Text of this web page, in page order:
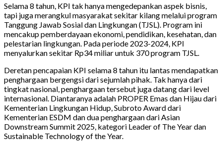
Selama 8 tahun, KPI tak hanya mengedepankan aspek bisnis,
tapi juga merangkul masyarakat sekitar kilang melalui program
Tanggung Jawab Sosial dan Lingkungan (TJSL). Program ini
mencakup pemberdayaan ekonomi, pendidikan, kesehatan, dan
pelestarian lingkungan. Pada periode 2023-2024, KPI
menyalurkan sekitar Rp34 miliar untuk 370 program TJSL.
Deretan pencapaian KPI selama 8 tahun itu lantas mendapatkan
penghargaan bergengsi dari sejumlah pihak. Tak hanya dari
tingkat nasional, penghargaan tersebut juga datang dari level
internasional. Diantaranya adalah PROPER Emas dan Hijau dari
Kementerian Lingkungan Hidup, Subroto Award dari
Kementerian ESDM dan dua penghargaan dari Asian
Downstream Summit 2025, kategori Leader of The Year dan
Sustainable Technology of the Year.